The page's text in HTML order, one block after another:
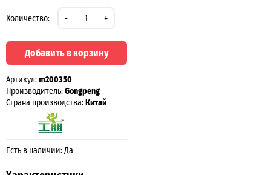
Количество: - +
Добавить в корзину
Артикул:m200350
Производитель:Gongpeng
Страна производства:Китай
Есть в наличии: Да